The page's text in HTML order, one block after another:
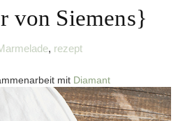
von Siemens}
, rezept
mit Diamant